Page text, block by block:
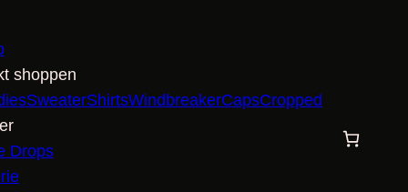
shoppen
SweaterShirtsWindbreakerCapsCropped
Drops